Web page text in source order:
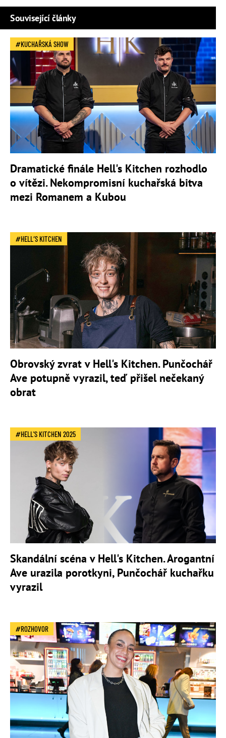
Související články
KUCHAŘSKÁ SHOW
Dramatické finále Hell's Kitchen rozhodlo
o vítězi. Nekompromisní kuchařská bitva
mezi Romanem a Kubou
HELL’S KITCHEN
Obrovský zvrat v Hell's Kitchen. Punčochář
Ave potupně vyrazil, teď přišel nečekaný
obrat
HELL'S KITCHEN 2025
Skandální scéna v Hell's Kitchen. Arogantní
Ave urazila porotkyni, Punčochář kuchařku
vyrazil
ROZHOVOR